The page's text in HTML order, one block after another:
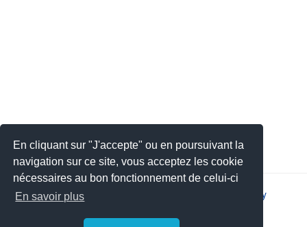
En cliquant sur "J'accepte" ou en poursuivant la
navigation sur ce site, vous acceptez les cookie
nécessaires au bon fonctionnement de celui-ci
En savoir plus
2026 © JSYS | Privacy policy